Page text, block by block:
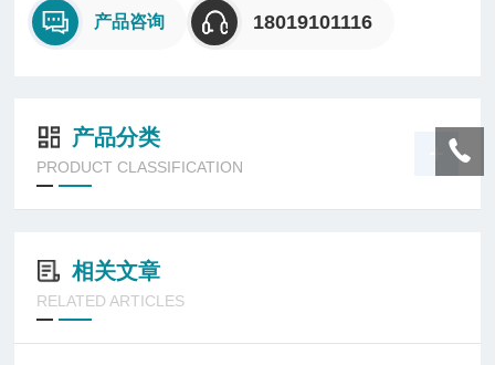
产品咨询 18019101116
产品分类
PRODUCT CLASSIFICATION
相关文章
RELATED ARTICLES